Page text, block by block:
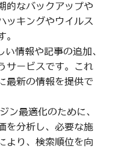
的なバックアップや
ッキングやウイルス
。
情報や記事の追加、
サービスです。これ
最新の情報を提供で
ン最適化のために、
を分析し、必要な施
より、検索順位を向